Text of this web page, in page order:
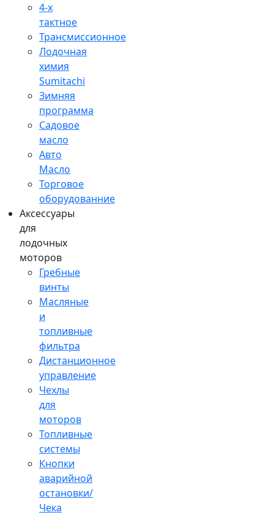
4-х
тактное
Трансмиссионное
Лодочная
химия
Sumitachi
Зимняя
программа
Садовое
масло
Авто
Масло
Торговое
оборудованние
Аксессуары
для
лодочных
моторов
Гребные
винты
Масляные
и
топливные
фильтра
Дистанционное
управление
Чехлы
для
моторов
Топливные
системы
Кнопки
аварийной
остановки/
Чека